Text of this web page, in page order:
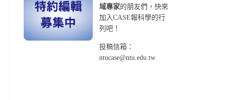
域專家的朋友們，快來
加入CASE報科學的行
列吧！
投稿信箱：
ntucase@ntu.edu.tw